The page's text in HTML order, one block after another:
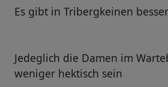
Es gibt in Tribergkeinen
Jedeglich die Damen im
weniger hektisch sein